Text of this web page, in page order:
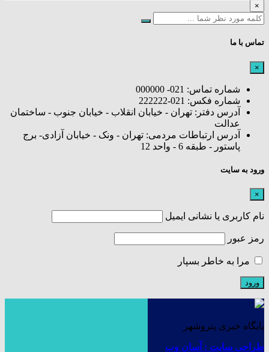
×
تماس با ما
×
شماره تماس: 021- 000000
شماره فکس: 021-222222
آدرس دفتر: تهران - خیابان انقلاب - خیابان جنوب - ساختمان
عدالت
آدرس ارتباطات مردمی: تهران - ونک - خیابان آزادی- برج
پاستور - طبقه 6 - واحد 12
ورود به سایت
×
نام کاربری یا نشانی ایمیل
رمز عبور
مرا به خاطر بسپار
پایگاه خبری پتروشهر
طراحی سایت : آسان وب